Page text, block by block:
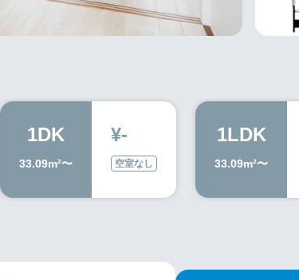
1DK
33.09m²〜
¥-
空室なし
1LDK
33.09m²〜